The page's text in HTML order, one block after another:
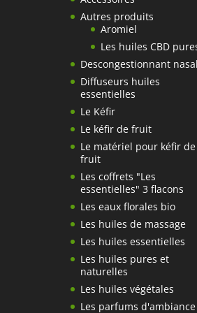
Autres produits
Aromiel
Les huiles CBD
Descongestionnant
Diffuseurs huiles
essentielles
Le Kéfir
Le kéfir de fruit
Le matériel pour kéfir de
fruit
Les coffrets "Les
essentielles" 3 flacons
Les eaux florales bio
Les huiles de massage
Les huiles essentielles
Les huiles pures et
naturelles
Les huiles végétales
Les parfums d'ambiance